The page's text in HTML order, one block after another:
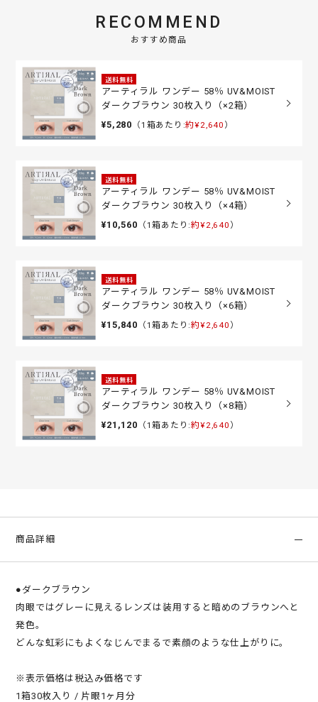
RECOMMEND
おすすめ商品
送料無料
アーティラル ワンデー 58％ UV&MOIST
ダークブラウン 30枚入り（×2箱）
¥5,280 （1箱あたり:約¥2,640 ）
送料無料
アーティラル ワンデー 58％ UV&MOIST
ダークブラウン 30枚入り（×4箱）
¥10,560 （1箱あたり:約¥2,640 ）
送料無料
アーティラル ワンデー 58％ UV&MOIST
ダークブラウン 30枚入り（×6箱）
¥15,840 （1箱あたり:約¥2,640 ）
送料無料
アーティラル ワンデー 58％ UV&MOIST
ダークブラウン 30枚入り（×8箱）
¥21,120 （1箱あたり:約¥2,640 ）
商品詳細
●ダークブラウン
肉眼ではグレーに見えるレンズは装用すると暗めのブラウンへと
発色。
どんな虹彩にもよくなじんでまるで素顔のような仕上がりに。
※表示価格は税込み価格です
1箱30枚入り / 片眼1ヶ月分